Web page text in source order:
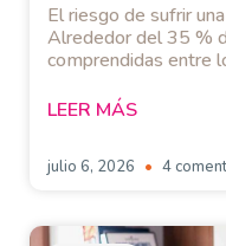
El riesgo de sufrir
Alrededor del 35 %
comprendidas entre
LEER MÁS
julio 6, 2026 4